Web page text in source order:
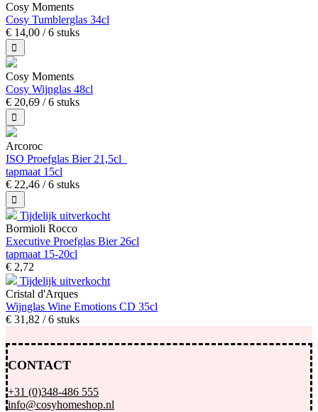
Cosy Moments
Cosy Tumblerglas 34cl
€ 14,00 / 6 stuks
Cosy Moments
Cosy Wijnglas 48cl
€ 20,69 / 6 stuks
Arcoroc
ISO Proefglas Bier 21,5cl
tapmaat 15cl
€ 22,46 / 6 stuks
Tijdelijk uitverkocht
Bormioli Rocco
Executive Proefglas Bier 26cl
tapmaat 15-20cl
€ 2,72
Tijdelijk uitverkocht
Cristal d'Arques
Wijnglas Wine Emotions CD 35cl
€ 31,82 / 6 stuks
CONTACT
+31 (0)348-486 555
info@cosyhomeshop.nl